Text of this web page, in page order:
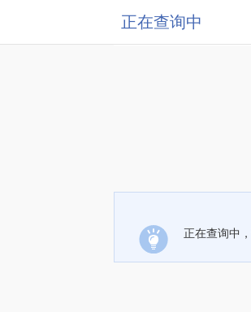
正在查询中
正在查询中